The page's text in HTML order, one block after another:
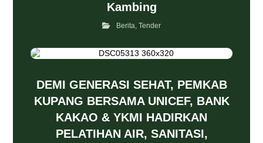
Kambing
Berita, Tender
DEMI GENERASI SEHAT, PEMKAB
KUPANG BERSAMA UNICEF, BANK
KAKAO & YKMI HADIRKAN
PELATIHAN AIR, SANITASI,